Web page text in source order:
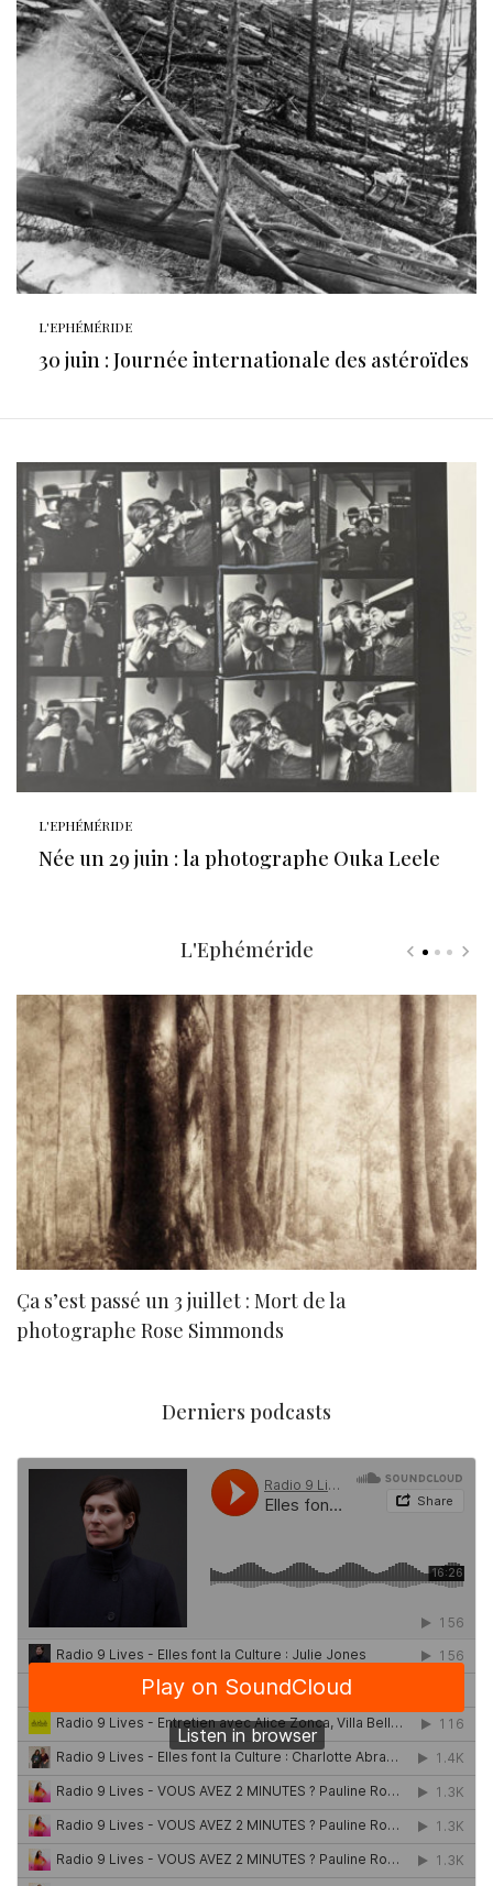
L'EPHÉMÉRIDE
30 juin : Journée internationale des astéroïdes
L'EPHÉMÉRIDE
Née un 29 juin : la photographe Ouka Leele
L'Ephéméride
Ça s’est passé un 3 juillet : Mort de la
photographe Rose Simmonds
Derniers podcasts